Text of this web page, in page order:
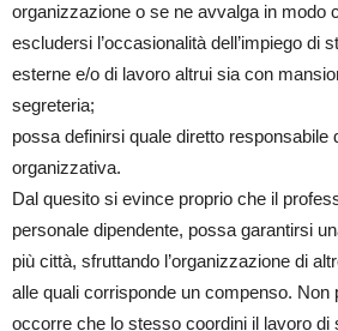
organizzazione o se ne avvalga in modo
escludersi l’occasionalità dell’impiego di
esterne e/o di lavoro altrui sia con
segreteria;
possa definirsi quale diretto responsabile
organizzativa.
Dal quesito si evince proprio che il
personale dipendente, possa garantirsi
più città, sfruttando l’organizzazione di
alle quali corrisponde un compenso. Non
occorre che lo stesso coordini il lavoro di